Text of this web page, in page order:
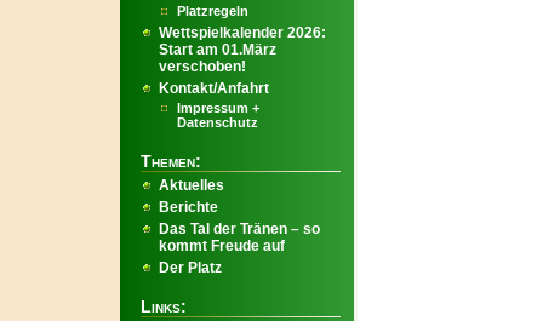
Platzregeln
Wettspielkalender 2026:
Start am 01.März
verschoben!
Kontakt/Anfahrt
Impressum +
Datenschutz
Themen:
Aktuelles
Berichte
Das Tal der Tränen – so
kommt Freude auf
Der Platz
Links: